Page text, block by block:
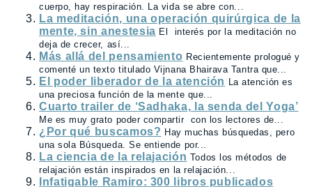
cuerpo, hay respiración. La vida se abre con...
La meditación, una operación quirúrgica de la
mente, sin anestesia El interés por la meditación no
deja de crecer, así...
Más allá del pensamiento Recientemente prologué y
comenté un texto titulado Vijnana Bhairava Tantra que...
El poder liberador de la atención La atención es
una preciosa función de la mente que...
Cuarto trailer de ‘Sadhaka, la senda del Yoga’
Me es muy grato poder compartir con los lectores de...
¿Por qué buscamos? Hay muchas búsquedas, pero
una sola Búsqueda. Se entiende por...
La ciencia de la relajación Todos los métodos de
relajación están inspirados en la relajación...
Infatigable Ramiro: 300 libros publicados